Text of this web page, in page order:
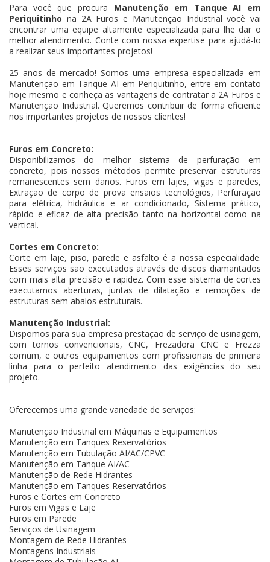
Para você que procura Manutenção em Tanque AI em
Periquitinho na 2A Furos e Manutenção Industrial você vai
encontrar uma equipe altamente especializada para lhe dar o
melhor atendimento. Conte com nossa expertise para ajudá-lo
a realizar seus importantes projetos!
25 anos de mercado! Somos uma empresa especializada em
Manutenção em Tanque AI em Periquitinho, entre em contato
hoje mesmo e conheça as vantagens de contratar a 2A Furos e
Manutenção Industrial. Queremos contribuir de forma eficiente
nos importantes projetos de nossos clientes!
Furos em Concreto:
Disponibilizamos do melhor sistema de perfuração em
concreto, pois nossos métodos permite preservar estruturas
remanescentes sem danos. Furos em lajes, vigas e paredes,
Extração de corpo de prova ensaios tecnológios, Perfuração
para elétrica, hidráulica e ar condicionado, Sistema prático,
rápido e eficaz de alta precisão tanto na horizontal como na
vertical.
Cortes em Concreto:
Corte em laje, piso, parede e asfalto é a nossa especialidade.
Esses serviços são executados através de discos diamantados
com mais alta precisão e rapidez. Com esse sistema de cortes
executamos aberturas, juntas de dilatação e remoções de
estruturas sem abalos estruturais.
Manutenção Industrial:
Dispomos para sua empresa prestação de serviço de usinagem,
com tornos convencionais, CNC, Frezadora CNC e Frezza
comum, e outros equipamentos com profissionais de primeira
linha para o perfeito atendimento das exigências do seu
projeto.
Oferecemos uma grande variedade de serviços:
Manutenção Industrial em Máquinas e Equipamentos
Manutenção em Tanques Reservatórios
Manutenção em Tubulação AI/AC/CPVC
Manutenção em Tanque AI/AC
Manutenção de Rede Hidrantes
Manutenção em Tanques Reservatórios
Furos e Cortes em Concreto
Furos em Vigas e Laje
Furos em Parede
Serviços de Usinagem
Montagem de Rede Hidrantes
Montagens Industriais